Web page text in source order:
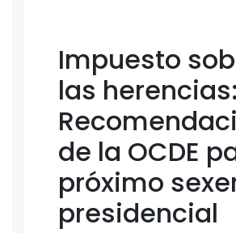
Impuesto
las herencias:
de la OCDE
próximo
presidencial